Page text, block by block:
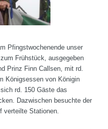
Pfingstwochenende unser
Frühstück, ausgegeben
Prinz Finn Callsen, mit rd.
Königsessen von Königin
rd. 150 Gäste das
Dazwischen besuchte der
verteilte Stationen.